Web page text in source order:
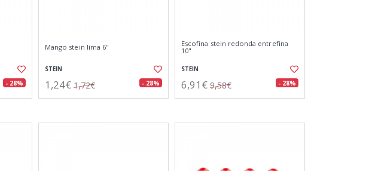
- 28%
Mango stein lima 6"
STEIN
1,24€ 1,72€ - 28%
Escofina stein redonda entrefina
10"
STEIN
6,91€ 9,58€ - 28%